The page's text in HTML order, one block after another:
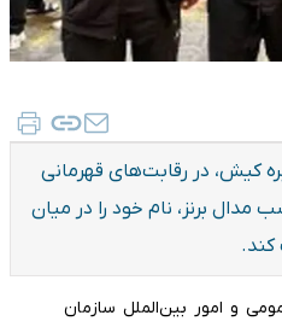
کیش، در رقابت‌های قهرمانی
مدال برنز، نام خود را در میان
کند.
و امور بین‌الملل سازمان